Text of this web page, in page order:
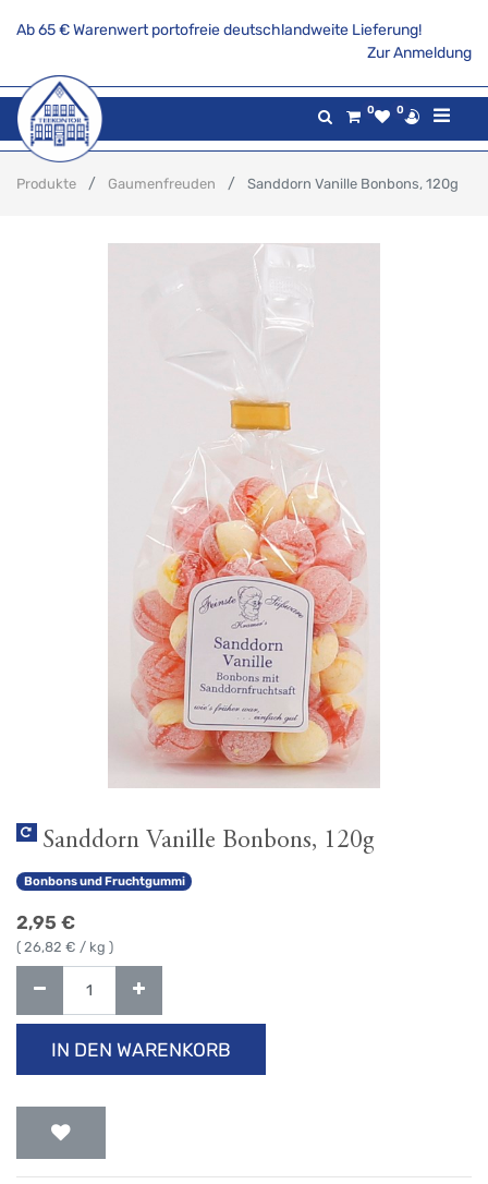
Ab 65 € Warenwert portofreie deutschlandweite Lieferung!
Zur Anmeldung
0 0
Produkte Gaumenfreuden Sanddorn Vanille Bonbons, 120g
Sanddorn Vanille Bonbons, 120g
Bonbons und Fruchtgummi
2,95 €
( 26,82 € / kg )
IN DEN WARENKORB